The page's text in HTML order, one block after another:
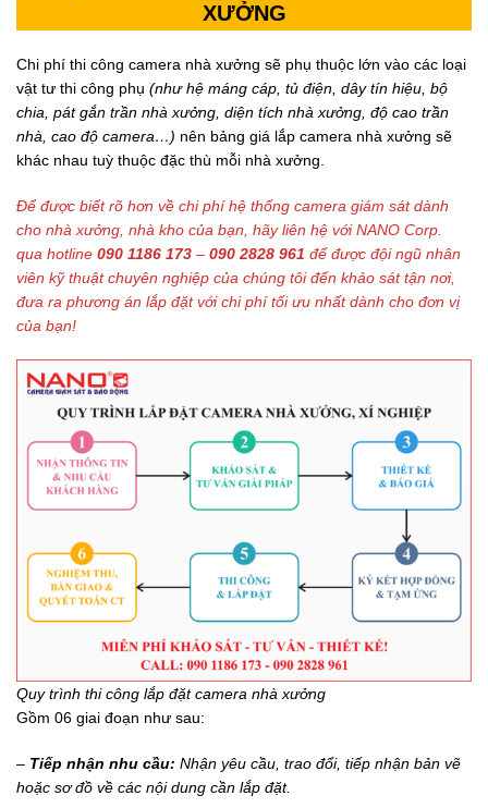
XƯỞNG
Chi phí thi công camera nhà xưởng sẽ phụ thuộc lớn vào các loại
vật tư thi công phụ (như hệ máng cáp, tủ điện, dây tín hiệu, bộ
chia, pát gắn trần nhà xưởng, diện tích nhà xưởng, độ cao trần
nhà, cao độ camera…) nên bảng giá lắp camera nhà xưởng sẽ
khác nhau tuỳ thuộc đặc thù mỗi nhà xưởng.
Để được biết rõ hơn về chi phí hệ thống camera giám sát dành
cho nhà xưởng, nhà kho của bạn, hãy liên hệ với NANO Corp.
qua hotline 090 1186 173 – 090 2828 961 để được đội ngũ nhân
viên kỹ thuật chuyên nghiệp của chúng tôi đến khảo sát tận nơi,
đưa ra phương án lắp đặt với chi phí tối ưu nhất dành cho đơn vị
của bạn!
Quy trình thi công lắp đặt camera nhà xưởng
Gồm 06 giai đoạn như sau:
– Tiếp nhận nhu cầu: Nhận yêu cầu, trao đổi, tiếp nhận bản vẽ
hoặc sơ đồ về các nội dung cần lắp đặt.